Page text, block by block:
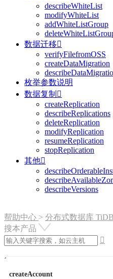
describeWhiteList
modifyWhiteList
addWhiteListGroup
数据迁移
verifyFilefromOSS
createDataMigration
枚举参数说明
数据复制 
createReplication
describeReplications
deleteReplication
modifyReplication
resumeReplication
stopReplication
其他
describeVersions
帮助中心 > 分布式数据库 TiDB
搜本产品

createAccount